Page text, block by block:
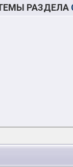
РАЗДЕЛА